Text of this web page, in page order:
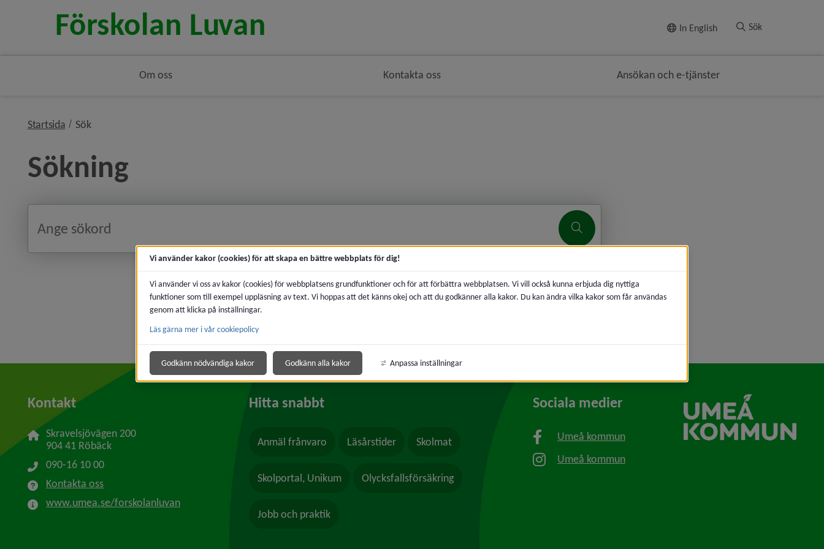
In English Sök
Om oss Kontakta oss Ansökan och e-tjänster
Startsida Söknivå i brödsmulenavigeringen
Sökning
Sök
Kontakt
Skravelsjövägen 200
904 41 Röbäck
090-16 10 00
Kontakta oss
www.umea.se/forskolanluvan
Hitta snabbt
Anmäl frånvaro Läsårstider Skolmat
Skolportal, Unikum Olycksfallsförsäkring
Jobb och praktik
Sociala medier
Umeå kommun
Umeå kommun
Vi använder kakor (cookies) för att skapa en bättre webbplats för dig!
Vi använder vi oss av kakor (cookies) för webbplatsens grundfunktioner och för att förbättra webbplatsen. Vi vill också kunna erbjuda dig nyttiga
funktioner som till exempel uppläsning av text. Vi hoppas att det känns okej och att du godkänner alla kakor. Du kan ändra vilka kakor som får användas
genom att klicka på inställningar.
Läs gärna mer i vår cookiepolicy
Godkänn nödvändiga kakor Godkänn alla kakor Anpassa inställningar